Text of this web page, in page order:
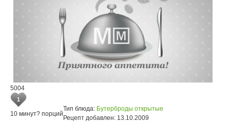
5004
1
10 минут? порций
Тип блюда: Бутерброды открытые
Рецепт добавлен: 13.10.2009